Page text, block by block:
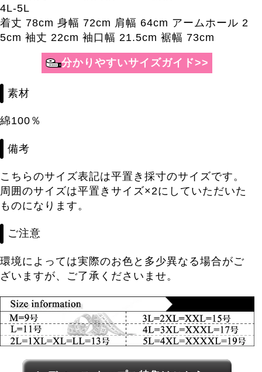
4L-5L
着丈 78cm 身幅 72cm 肩幅 64cm アームホール 2
5cm 袖丈 22cm 袖口幅 21.5cm 裾幅 73cm
分かりやすいサイズガイド>>
素材
綿100％
備考
こちらのサイズ表記は平置き採寸のサイズです。
周囲のサイズは平置きサイズ×2にしていただいた
ものになります。
ご注意
環境によっては実際のお色と多少異なる場合がご
ざいますが、ご了承くださいませ。
レディース関連カテゴリーへのリンク